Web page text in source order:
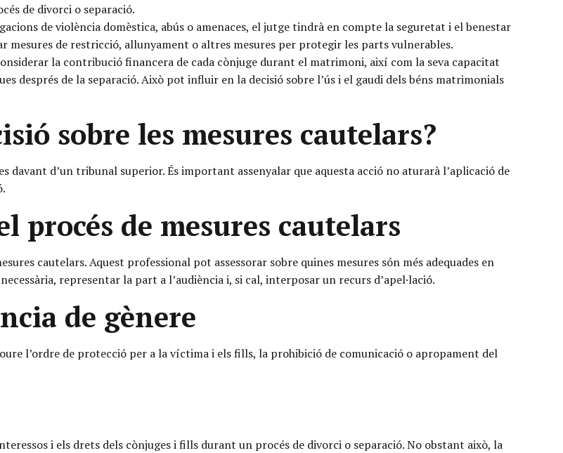
de divorci o separació.
de violència domèstica, abús o amenaces, el jutge tindrà en compte la seguretat i el benestar
mesures de restricció, allunyament o altres mesures per protegir les parts vulnerables.
la contribució financera de cada cònjuge durant el matrimoni, així com la seva capacitat
després de la separació. Això pot influir en la decisió sobre l’ús i el gaudi dels béns matrimonials
sobre les mesures cautelars?
davant d’un tribunal superior. És important assenyalar que aquesta acció no aturarà l’aplicació de
procés de mesures cautelars
cautelars. Aquest professional pot assessorar sobre quines mesures són més adequades en
representar la part a l’audiència i, si cal, interposar un recurs d’apel·lació.
de gènere
l’ordre de protecció per a la víctima i els fills, la prohibició de comunicació o apropament del
i els drets dels cònjuges i fills durant un procés de divorci o separació. No obstant això, la